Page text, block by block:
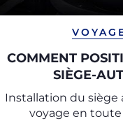
COMMENT
SIÈGE-
Installation du siège
voyage en